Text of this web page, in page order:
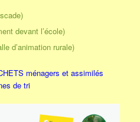
devant l’école)
d’animation rurale)
ménagers et assimilés
de tri